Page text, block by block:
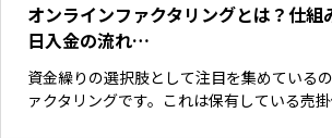
オンラインファクタリングとは？仕組
日入金の流れ…
資金繰りの選択肢として注目を集めている
ァクタリングです。これは保有している売